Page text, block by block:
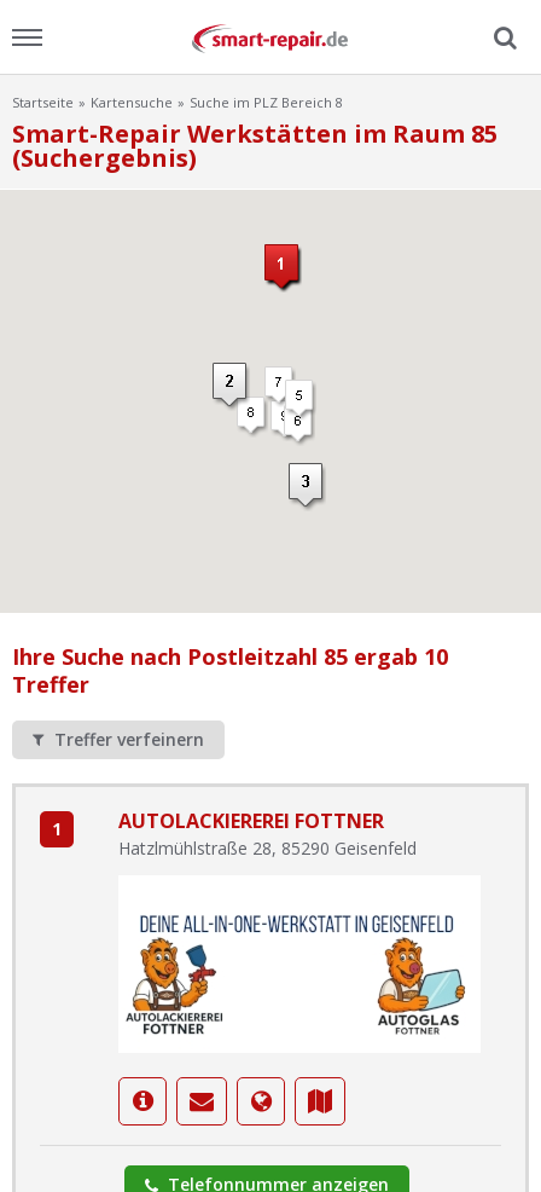
Menu
Home
Werkstatt Login
Startseite Kartensuche Suche im PLZ Bereich 8
Smart-Repair Werkstätten im Raum 85
(Suchergebnis)
Ihre Suche nach Postleitzahl 85 ergab 10
Treffer
Treffer verfeinern
1 AUTOLACKIEREREI FOTTNER
Hatzlmühlstraße 28, 85290 Geisenfeld
Telefonnummer anzeigen